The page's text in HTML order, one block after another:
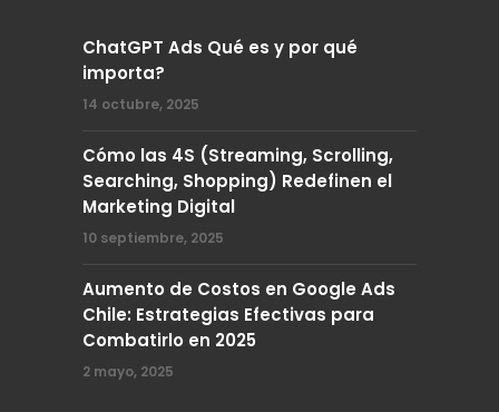
ChatGPT Ads Qué es y por qué
importa?
14 octubre, 2025
Cómo las 4S (Streaming, Scrolling,
Searching, Shopping) Redefinen el
Marketing Digital
10 septiembre, 2025
Aumento de Costos en Google Ads
Chile: Estrategias Efectivas para
Combatirlo en 2025
2 mayo, 2025